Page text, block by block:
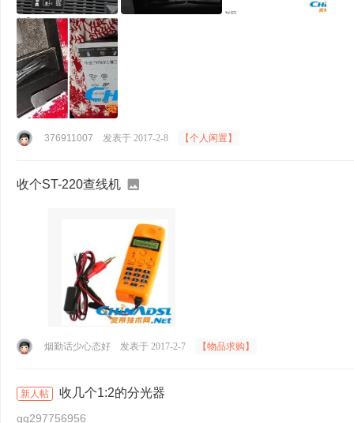
376911007 发表于 2017-2-8 【个人闲置】
收个ST-220查线机
烟勤话少心态好 发表于 2017-2-7 【物品求购】
新人帖 收几个1:2的分光器
qq297756956